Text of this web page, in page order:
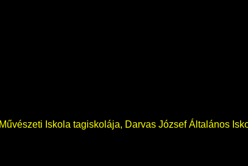
Iskola tagiskolája, Darvas József Általános